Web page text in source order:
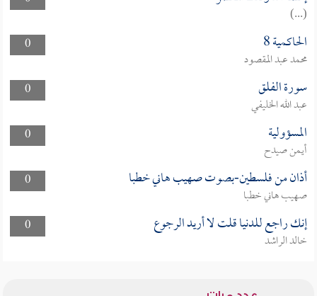
(...)
0
الحاكمية 8
محمد عبد المقصود
0
سورة الفلق
عبد الله الخليفي
0
المسؤولية
أيمن صيدح
0
أذان من فلسطين-بصوت صهيب هاني خطبا
صهيب هاني خطبا
0
إنك راجع للدنيا قلت لا أريد الرجوع
خالد الراشد